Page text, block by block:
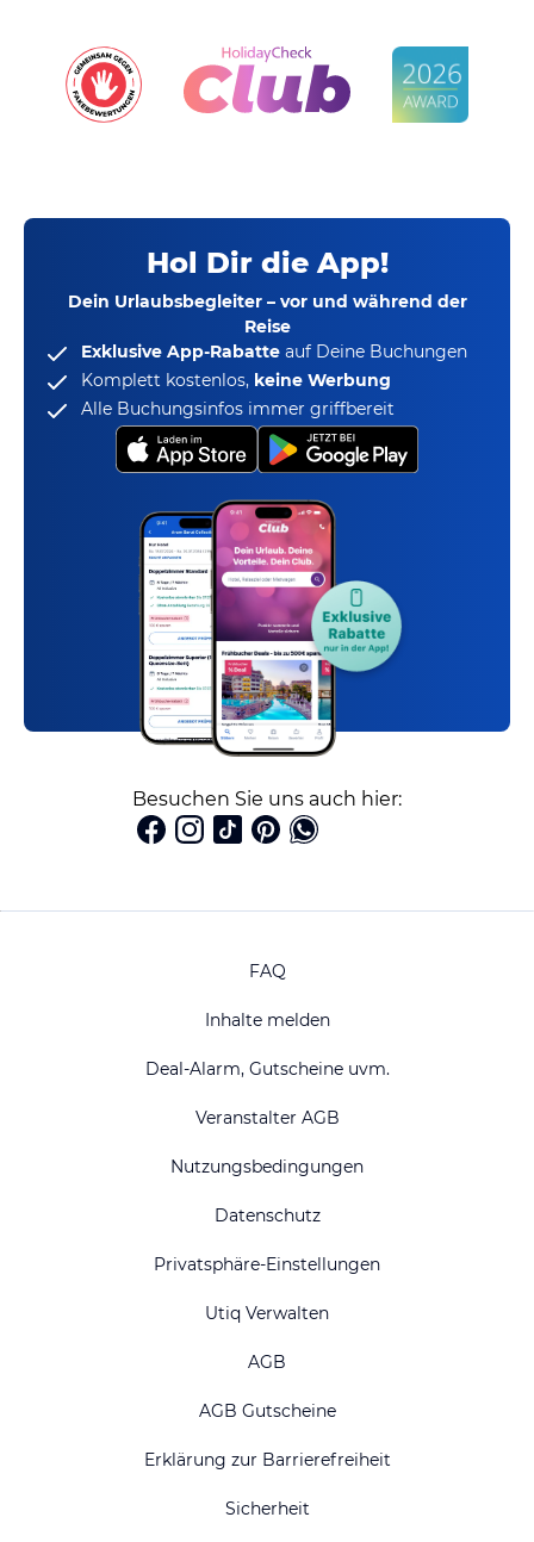
Hol Dir die App!
Dein Urlaubsbegleiter – vor und während der
Reise
Exklusive App-Rabatte auf Deine Buchungen
Komplett kostenlos, keine Werbung
Alle Buchungsinfos immer griffbereit
Besuchen Sie uns auch hier:
FAQ
Inhalte melden
Deal-Alarm, Gutscheine uvm.
Veranstalter AGB
Nutzungsbedingungen
Datenschutz
Privatsphäre-Einstellungen
Utiq Verwalten
AGB
AGB Gutscheine
Erklärung zur Barrierefreiheit
Sicherheit